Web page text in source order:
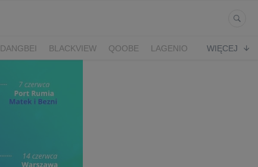
DANGBEI BLACKVIEW QOOBE
LAGENIO
WIĘCEJ